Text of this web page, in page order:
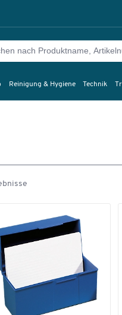
Reinigung & Hygiene Technik